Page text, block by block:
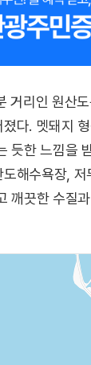
거리인 원산
다. 멧돼지
듯한 느낌을
해수욕장,
깨끗한 수질